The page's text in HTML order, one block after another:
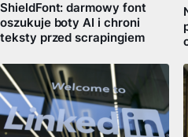
ShieldFont: darmowy font
oszukuje boty AI i chroni
teksty przed scrapingiem